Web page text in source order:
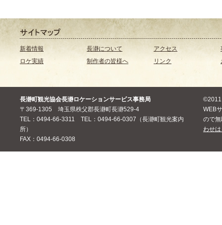
新着情報 長瀞について アクセス
ロケ実績
制作者の皆様へ リンク
長瀞町観光協会長瀞ロケーションサービス事務局
〒369-1305 埼玉県秩父郡長瀞町長瀞529-4
TEL：0494-66-3311 TEL：0494-66-0307（長瀞町観光案内
所）
FAX：0494-66-0308
©2011
WEB
ので
わせ